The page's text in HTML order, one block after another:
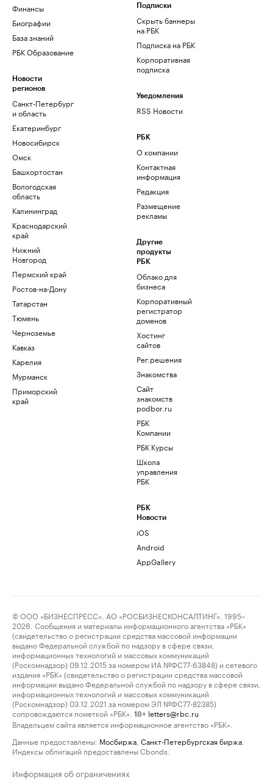
Финансы
Биографии
База знаний
РБК Образование
Новости
регионов
Санкт-Петербург
и область
Екатеринбург
Новосибирск
Омск
Башкортостан
Вологодская
область
Калининград
Краснодарский
край
Нижний
Новгород
Пермский край
Ростов-на-Дону
Татарстан
Тюмень
Черноземье
Кавказ
Карелия
Мурманск
Приморский
край
Подписки
Скрыть баннеры
на РБК
Подписка на РБК
Корпоративная
подписка
Уведомления
RSS Новости
РБК
О компании
Контактная
информация
Редакция
Размещение
рекламы
Другие
продукты
РБК
Облако для
бизнеса
Корпоративный
регистратор
доменов
Хостинг
сайтов
Рег.решения
Знакомства
Сайт
знакомств
podbor.ru
РБК
Компании
РБК Курсы
Школа
управления
РБК
РБК
Новости
iOS
Android
AppGallery
© ООО «БИЗНЕСПРЕСС», АО «РОСБИЗНЕСКОНСАЛТИНГ», 1995–
2026. Сообщения и материалы информационного агентства «РБК»
(свидетельство о регистрации средства массовой информации
выдано Федеральной службой по надзору в сфере связи,
информационных технологий и массовых коммуникаций
(Роскомнадзор) 09.12.2015 за номером ИА №ФС77-63848) и сетевого
издания «РБК» (свидетельство о регистрации средства массовой
информации выдано Федеральной службой по надзору в сфере связи,
информационных технологий и массовых коммуникаций
(Роскомнадзор) 03.12.2021 за номером ЭЛ №ФС77-82385)
сопровождаются пометкой «РБК».
18+ letters@rbc.ru
Владельцем сайта является информационное агентство «РБК».
Данные предоставлены: Мосбиржа Санкт-Петербургская биржа
Индексы облигаций предоставлены Cbonds.
Информация об ограничениях